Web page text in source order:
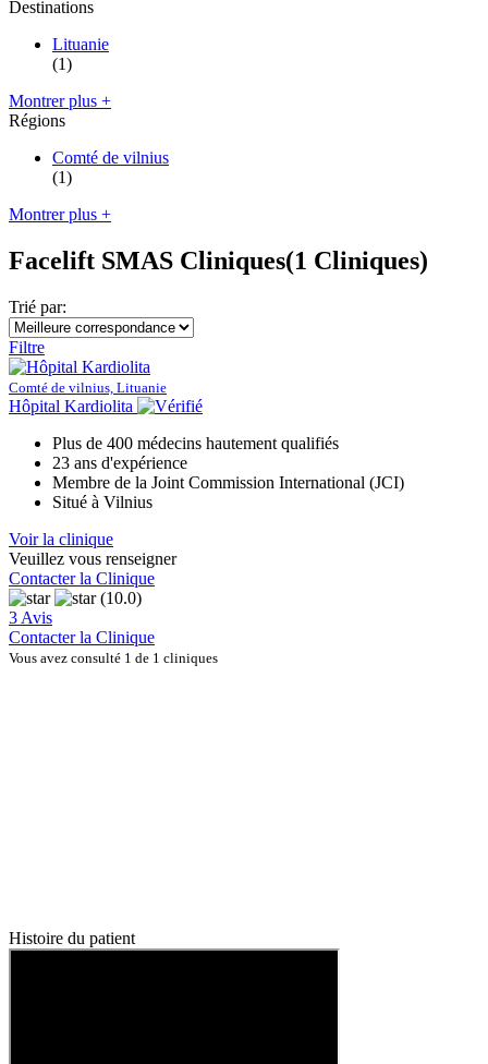
Destinations
Lituanie
(1)
Montrer plus +
Régions
Comté de vilnius
(1)
Montrer plus +
Facelift SMAS Cliniques(1 Cliniques)
Trié par:
Filtre
Comté de vilnius, Lituanie
Hôpital Kardiolita
Plus de 400 médecins hautement qualifiés
23 ans d'expérience
Membre de la Joint Commission International (JCI)
Situé à Vilnius
Voir la clinique
Veuillez vous renseigner
Contacter la Clinique
(10.0)
3 Avis
Contacter la Clinique
Vous avez consulté 1 de 1 cliniques
Histoire du patient